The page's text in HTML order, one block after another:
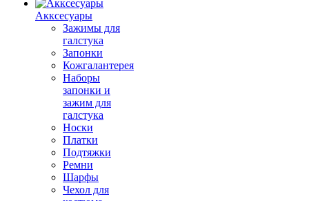
Акксесуары
Зажимы для
галстука
Запонки
Кожгалантерея
Наборы
запонки и
зажим для
галстука
Носки
Платки
Подтяжки
Ремни
Шарфы
Чехол для